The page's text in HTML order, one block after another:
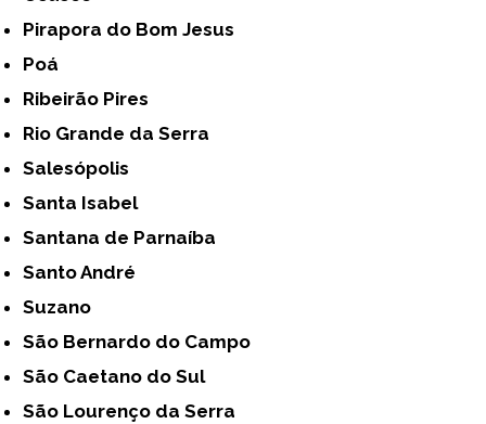
Pirapora do Bom Jesus
Poá
Ribeirão Pires
Rio Grande da Serra
Salesópolis
Santa Isabel
Santana de Parnaíba
Santo André
Suzano
São Bernardo do Campo
São Caetano do Sul
São Lourenço da Serra